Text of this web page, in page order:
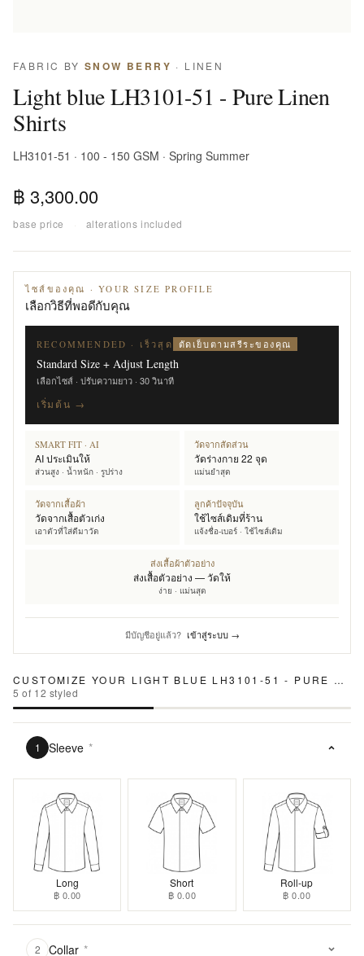
FABRIC BY SNOW BERRY · LINEN
Light blue LH3101-51 - Pure Linen
Shirts
LH3101-51 · 100 - 150 GSM · Spring Summer
฿ 3,300.00
base price · alterations included
ไซส์ของคุณ · YOUR SIZE PROFILE
เลือกวิธีที่พอดีกับคุณ
RECOMMENDED · เร็วสุด ตัดเย็บตามสรีระของคุณ
Standard Size + Adjust Length
เลือกไซส์ · ปรับความยาว · 30 วินาที
เริ่มต้น →
SMART FIT · AI
AI ประเมินให้
ส่วนสูง · น้ำหนัก · รูปร่าง
วัดจากสัดส่วน
วัดร่างกาย 22 จุด
แม่นยำสุด
วัดจากเสื้อผ้า
วัดจากเสื้อตัวเก่ง
เอาตัวที่ใส่ดีมาวัด
ลูกค้าปัจจุบัน
ใช้ไซส์เดิมที่ร้าน
แจ้งชื่อ-เบอร์ · ใช้ไซส์เดิม
ส่งเสื้อผ้าตัวอย่าง
ส่งเสื้อตัวอย่าง — วัดให้
ง่าย · แม่นสุด
มีบัญชีอยู่แล้ว? เข้าสู่ระบบ →
CUSTOMIZE YOUR LIGHT BLUE LH3101-51 - PURE LINEN SHIRTS
5 of 12 styled
1 Sleeve *
Long
฿ 0.00
Short
฿ 0.00
Roll-up
฿ 0.00
2 Collar *